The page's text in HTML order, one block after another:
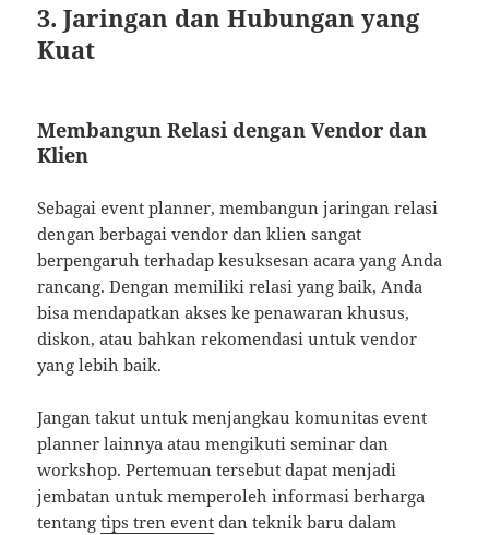
3. Jaringan dan Hubungan yang
Kuat
Membangun Relasi dengan Vendor dan
Klien
Sebagai event planner, membangun jaringan relasi
dengan berbagai vendor dan klien sangat
berpengaruh terhadap kesuksesan acara yang Anda
rancang. Dengan memiliki relasi yang baik, Anda
bisa mendapatkan akses ke penawaran khusus,
diskon, atau bahkan rekomendasi untuk vendor
yang lebih baik.
Jangan takut untuk menjangkau komunitas event
planner lainnya atau mengikuti seminar dan
workshop. Pertemuan tersebut dapat menjadi
jembatan untuk memperoleh informasi berharga
tentangtips tren event dan teknik baru dalam